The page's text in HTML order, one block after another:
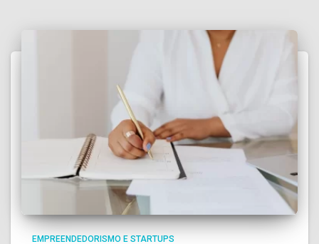
EMPREENDEDORISMO E STARTUPS